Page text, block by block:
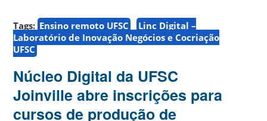
Tags: Ensino remoto UFSC
Linc Digital –
Laboratório de Inovação Negócios e Cocriação
UFSC
Núcleo Digital da UFSC
Joinville abre inscrições para
cursos de produção de